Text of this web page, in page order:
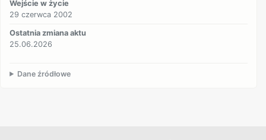
Wejście w życie
29 czerwca 2002
Ostatnia zmiana aktu
25.06.2026
Dane źródłowe